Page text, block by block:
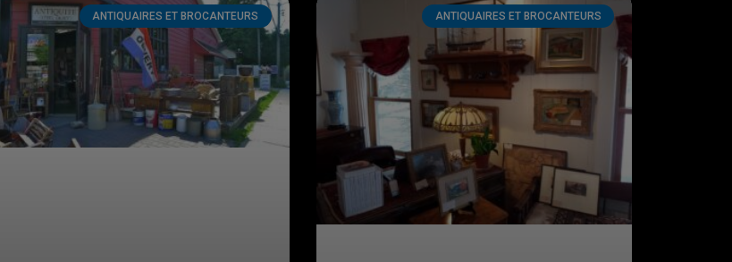
ANTIQUAIRES ET BROCANTEURS ANTIQUAIRES ET BROCANTEURS